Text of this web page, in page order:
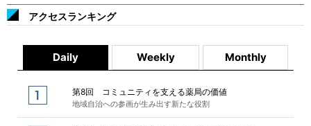
アクセスランキング
Daily Weekly Monthly
第8回 コミュニティを支える薬局の価値
地域自治への参画が生み出す新たな役割